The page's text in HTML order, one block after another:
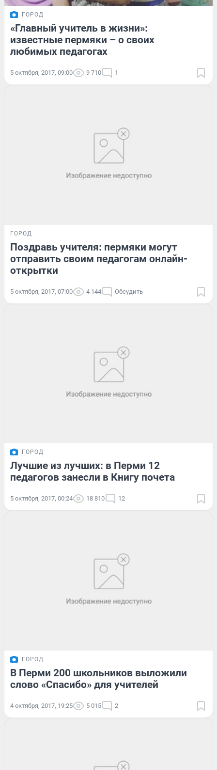
ГОРОД
«Главный учитель в жизни»:
известные пермяки – о своих
любимых педагогах
5 октября, 2017, 09:00 9 710 1
ГОРОД
Поздравь учителя: пермяки могут
отправить своим педагогам онлайн-
открытки
5 октября, 2017, 07:00 4 144 Обсудить
ГОРОД
Лучшие из лучших: в Перми 12
педагогов занесли в Книгу почета
5 октября, 2017, 00:24 18 810 12
ГОРОД
В Перми 200 школьников выложили
слово «Спасибо» для учителей
4 октября, 2017, 19:25 5 015 2